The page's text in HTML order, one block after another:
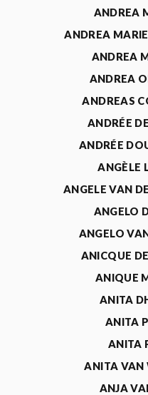
ANDREA
ANDREA
ANDREA
ANDREA
ANDREAS
ANDRÉE
ANDRÉE
ANGÈLE
ANGELE VAN
ANGELO
ANGELO
ANICQUE
ANIQUE
ANITA
ANITA
ANITA
ANITA VAN
ANJA